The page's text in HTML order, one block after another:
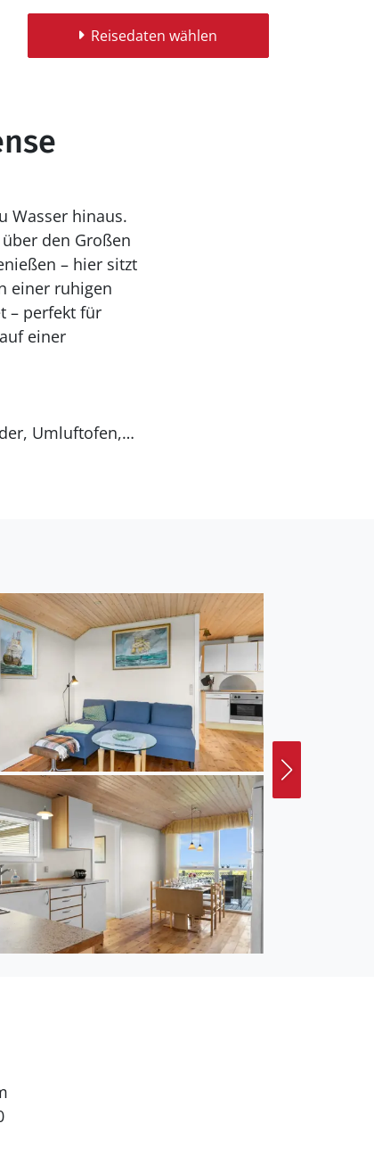
Reisedaten wählen
Wasser hinaus.
den Großen
– hier sitzt
– perfekt für
zum Meer
liegt 8600 m
Terrassenareal
von 56 m² und
mitgebracht
2 Schlafplätze
1-3